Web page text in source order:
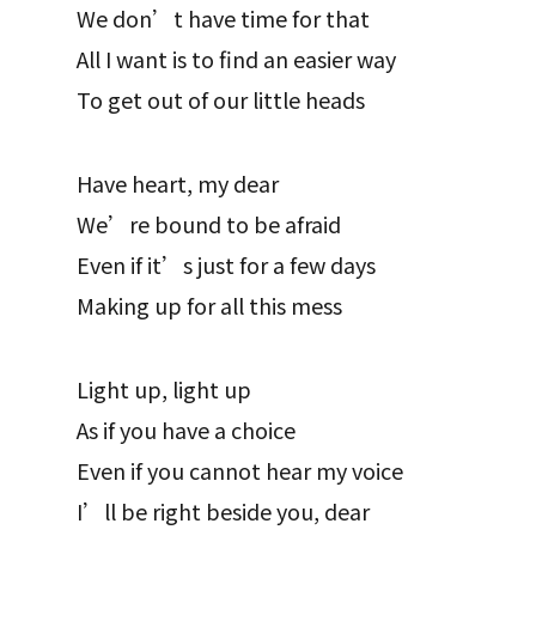
We don’t have time for that
All I want is to find an easier way
To get out of our little heads
Have heart, my dear
We’re bound to be afraid
Even if it’s just for a few days
Making up for all this mess
Light up, light up
As if you have a choice
Even if you cannot hear my voice
I’ll be right beside you, dear